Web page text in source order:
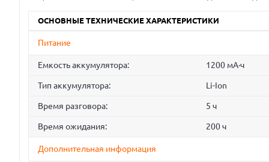
ОСНОВНЫЕ ТЕХНИЧЕСКИЕ ХАРАКТЕРИСТИКИ
Питание
Емкость аккумулятора: 1200 мА·ч
Тип аккумулятора: Li-Ion
Время разговора: 5 ч
Время ожидания: 200 ч
Дополнительная информация